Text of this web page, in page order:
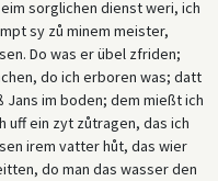
sorglichen dienst weri, ich
sy zů minem meister,
Do was er übel zfriden;
do ich erboren was; datt
Jans im boden; dem mießt ich
uff ein zyt zůtragen, das ich
irem vatter hůt, das wier
do man das wasser den